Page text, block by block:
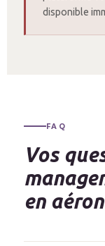
disponible
FAQ
Vos
en